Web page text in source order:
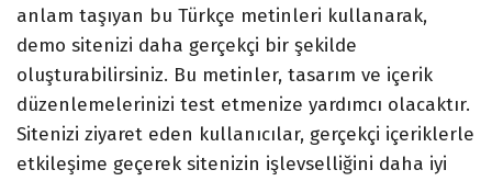
anlam taşıyan bu Türkçe metinleri kullanarak,
demo sitenizi daha gerçekçi bir şekilde
oluşturabilirsiniz. Bu metinler, tasarım ve içerik
düzenlemelerinizi test etmenize yardımcı olacaktır.
Sitenizi ziyaret eden kullanıcılar, gerçekçi içeriklerle
etkileşime geçerek sitenizin işlevselliğini daha iyi